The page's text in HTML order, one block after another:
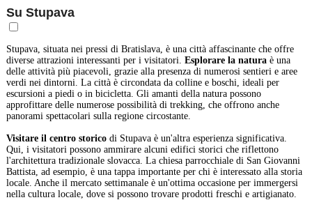
Su Stupava
Stupava, situata nei pressi di Bratislava, è una città affascinante che offre
diverse attrazioni interessanti per i visitatori. Esplorare la naturaè una
delle attività più piacevoli, grazie alla presenza di numerosi sentieri e aree
verdi nei dintorni. La città è circondata da colline e boschi, ideali per
escursioni a piedi o in bicicletta. Gli amanti della natura possono
approfittare delle numerose possibilità di trekking, che offrono anche
panorami spettacolari sulla regione circostante.
Visitare il centro storicodi Stupava è un'altra esperienza significativa.
Qui, i visitatori possono ammirare alcuni edifici storici che riflettono
l'architettura tradizionale slovacca. La chiesa parrocchiale di San Giovanni
Battista, ad esempio, è una tappa importante per chi è interessato alla storia
locale. Anche il mercato settimanale è un'ottima occasione per immergersi
nella cultura locale, dove si possono trovare prodotti freschi e artigianato.